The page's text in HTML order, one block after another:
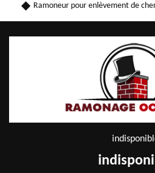
Ramoneur pour enlèvement de